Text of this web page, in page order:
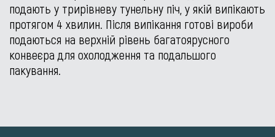
подають у трирівневу тунельну піч, у якій випікають
протягом 4 хвилин. Після випікання готові вироби
подаються на верхній рівень багатоярусного
конвеєра для охолодження та подальшого
пакування.